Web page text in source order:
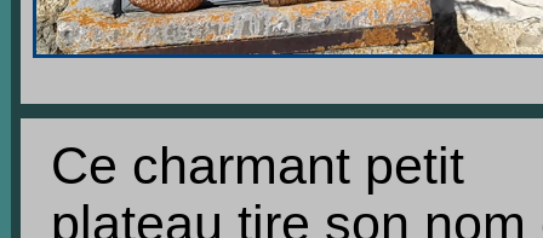
Ce charmant petit
plateau tire son nom